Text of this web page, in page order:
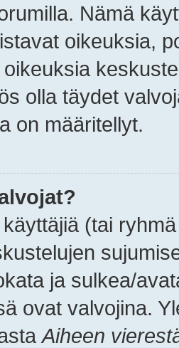
Nämä
oikeuksia,
olla täydet
on määritellyt.
(tai
ja sulkea/
ovat valvojina.
Aiheen